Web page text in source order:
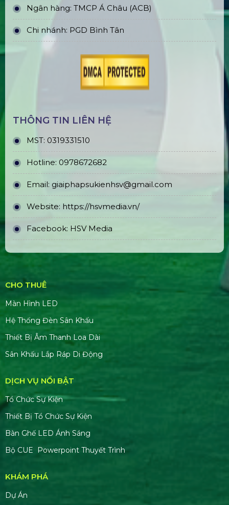
Ngân hàng: TMCP Á Châu (ACB)
Chi nhánh: PGD Bình Tân
THÔNG TIN LIÊN HỆ
MST: 0319331510
Hotline: 0978672682
Email: giaiphapsukienhsv@gmail.com
Website: https://hsvmedia.vn/
Facebook: HSV Media
CHO THUÊ
Màn Hình LED
Hệ Thống Đèn Sân Khấu
Thiết Bị Âm Thanh Loa Dài
Sân Khấu Lắp Ráp Di Động
DỊCH VỤ NỔI BẬT
Tổ Chức Sự Kiện
Thiết Bị Tổ Chức Sự Kiện
Bàn Ghế LED Ánh Sáng
Bộ CUE Powerpoint Thuyết Trình
KHÁM PHÁ
Dự Án